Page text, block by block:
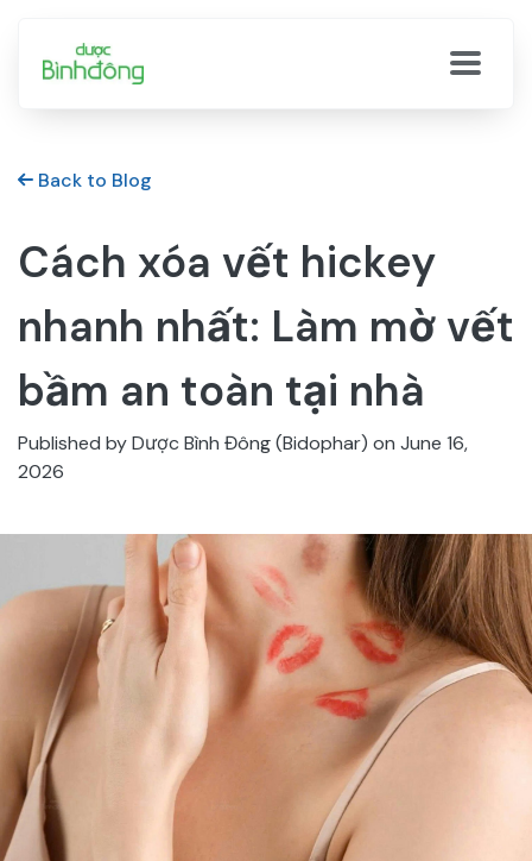
Back to Blog
Cách xóa vết hickey
nhanh nhất: Làm mờ vết
bầm an toàn tại nhà
Published by Dược Bình Đông (Bidophar) on June 16,
2026